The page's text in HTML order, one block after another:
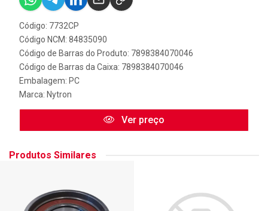
Código: 7732CP
Código NCM: 84835090
Código de Barras do Produto: 7898384070046
Código de Barras da Caixa: 7898384070046
Embalagem: PC
Marca: Nytron
Ver preço
Produtos Similares